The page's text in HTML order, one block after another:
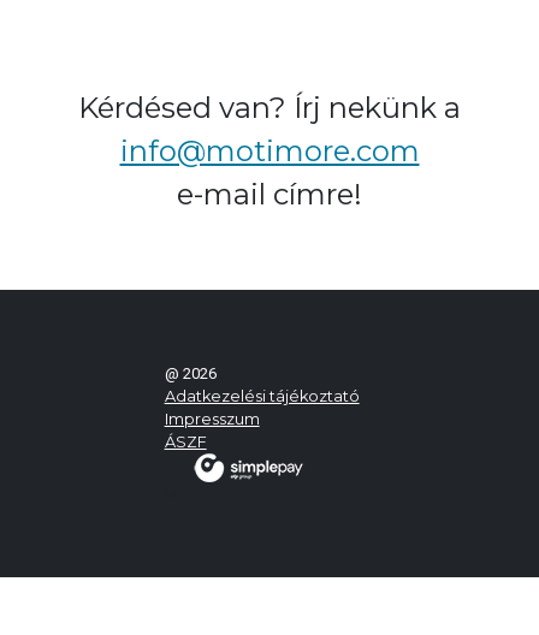
Kérdésed van? Írj nekünk a
info@motimore.com
e-mail címre!
@ 2026
Adatkezelési tájékoztató
Impresszum
ÁSZF